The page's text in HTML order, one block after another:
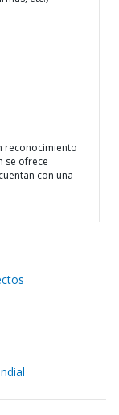
reconocimiento
se ofrece
con una